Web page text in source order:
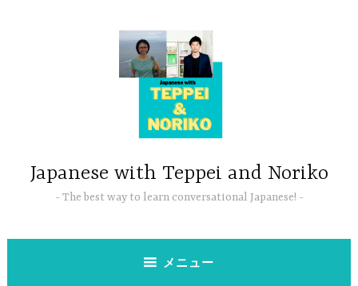
Japanese with Teppei and Noriko
The best way to learn conversational Japanese!
メニュー